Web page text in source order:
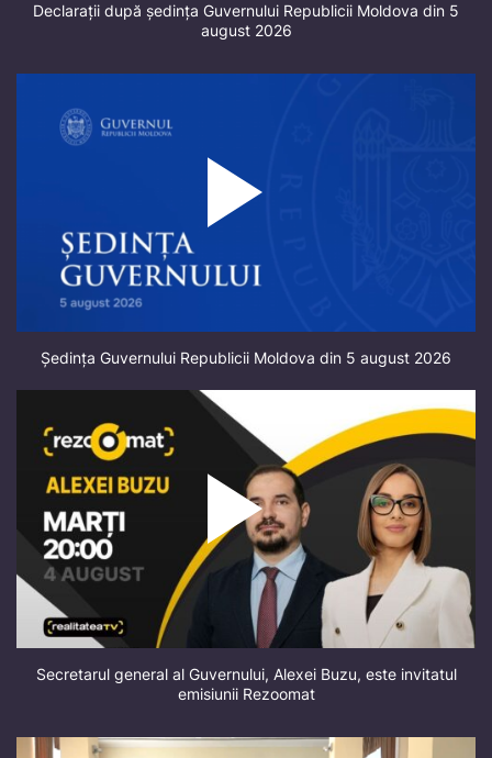
Declarații după ședința Guvernului Republicii Moldova din 5
august 2026
Ședința Guvernului Republicii Moldova din 5 august 2026
Secretarul general al Guvernului, Alexei Buzu, este invitatul
emisiunii Rezoomat